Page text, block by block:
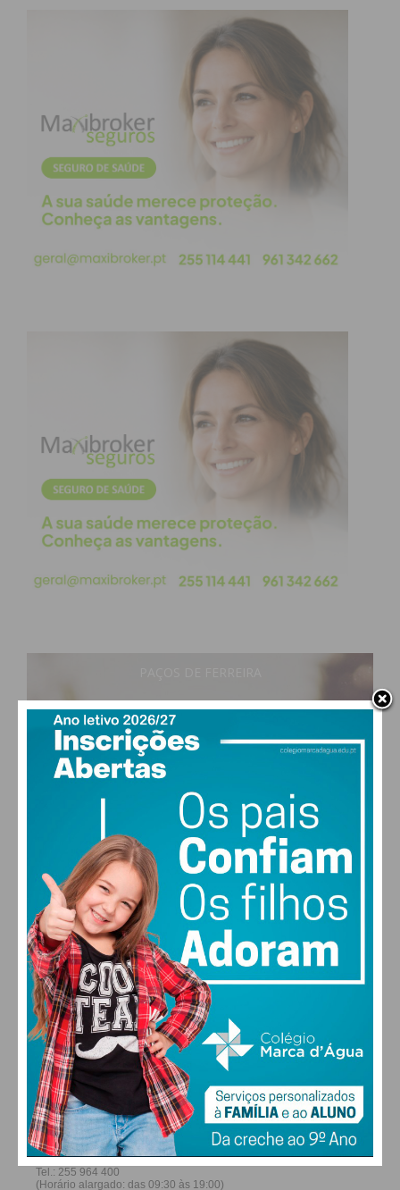
27°
clear sky
vento: 4m/s O
SÁB DOM
29 °
SEG
30
TER
FARMACIAS DE SERVIÇO EM PAÇOS DE
FERREIRA